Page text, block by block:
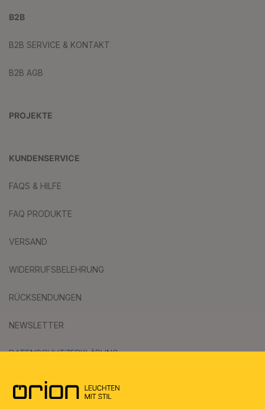
B2B
B2B SERVICE & KONTAKT
B2B AGB
PROJEKTE
KUNDENSERVICE
FAQS & HILFE
FAQ PRODUKTE
VERSAND
WIDERRUFSBELEHRUNG
RÜCKSENDUNGEN
NEWSLETTER
DATENSCHUTZERKLÄRUNG